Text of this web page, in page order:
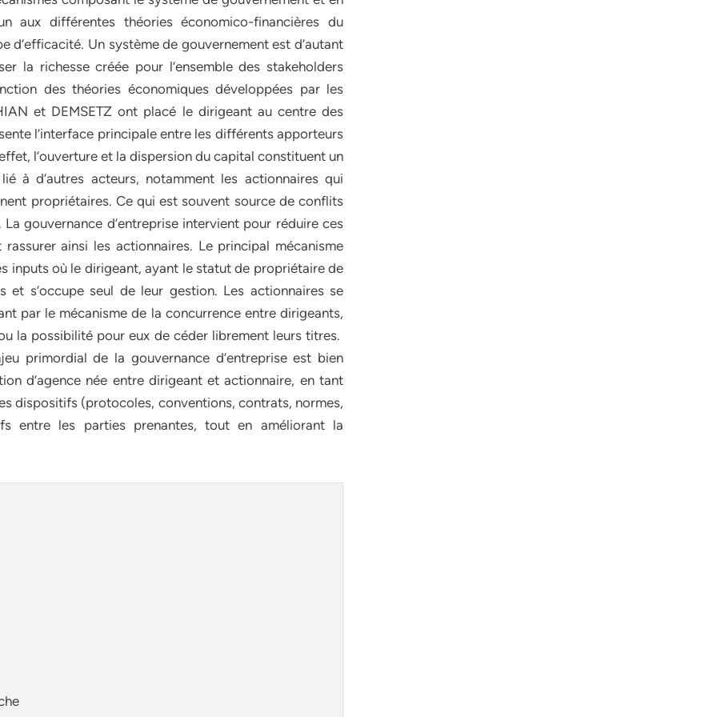
aux différentes théories économico-financières du
d’efficacité. Un système de gouvernement est d’autant
la richesse créée pour l’ensemble des stakeholders
des théories économiques développées par les
et DEMSETZ ont placé le dirigeant au centre des
l’interface principale entre les différents apporteurs
l’ouverture et la dispersion du capital constituent un
à d’autres acteurs, notamment les actionnaires qui
propriétaires. Ce qui est souvent source de conflits
gouvernance d’entreprise intervient pour réduire ces
ainsi les actionnaires. Le principal mécanisme
inputs où le dirigeant, ayant le statut de propriétaire de
et s’occupe seul de leur gestion. Les actionnaires se
par le mécanisme de la concurrence entre dirigeants,
la possibilité pour eux de céder librement leurs titres.
primordial de la gouvernance d’entreprise est bien
d’agence née entre dirigeant et actionnaire, en tant
dispositifs (protocoles, conventions, contrats, normes,
entre les parties prenantes, tout en améliorant la